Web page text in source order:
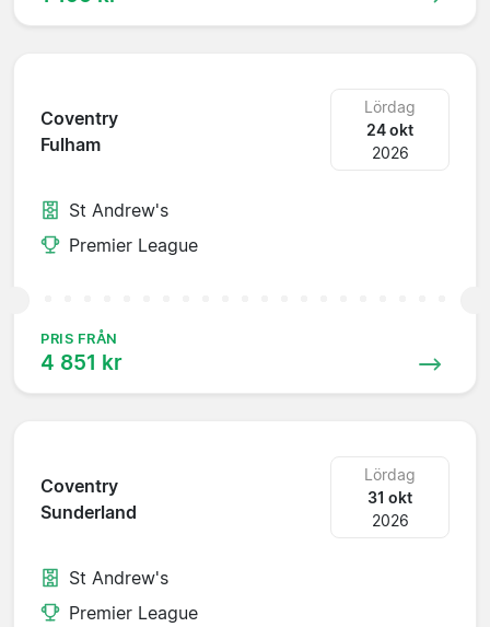
Coventry
Fulham
Lördag
24 okt
2026
St Andrew's
Premier League
PRIS FRÅN
4 851 kr
Coventry
Sunderland
Lördag
31 okt
2026
St Andrew's
Premier League